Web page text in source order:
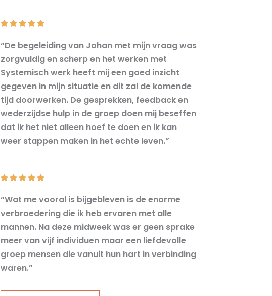
    5
5
“De begeleiding van Johan met mijn vraag was
zorgvuldig en scherp en het werken met
Systemisch werk heeft mij een goed inzicht
gegeven in mijn situatie en dit zal de komende
tijd doorwerken. De gesprekken, feedback en
wederzijdse hulp in de groep doen mij beseffen
dat ik het niet alleen hoef te doen en ik kan
weer stappen maken in het echte leven.”
    5
5
“Wat me vooral is bijgebleven is de enorme
verbroedering die ik heb ervaren met alle
mannen. Na deze midweek was er geen sprake
meer van vijf individuen maar een liefdevolle
groep mensen die vanuit hun hart in verbinding
waren.”